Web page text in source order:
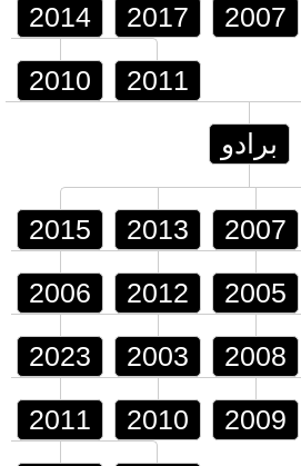
2014 2017 2007
2010 2011
برادو
2015 2013 2007
2006 2012 2005
2023 2003 2008
2011 2010 2009